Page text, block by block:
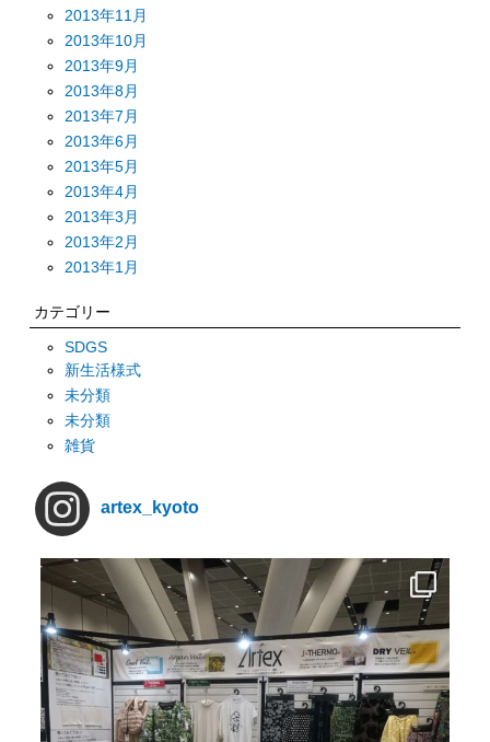
2013年11月
2013年10月
2013年9月
2013年8月
2013年7月
2013年6月
2013年5月
2013年4月
2013年3月
2013年2月
2013年1月
カテゴリー
SDGS
新生活様式
未分類
未分類
雑貨
artex_kyoto